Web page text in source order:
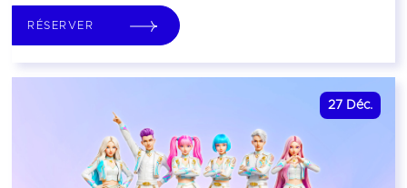
RÉSERVER
27 Déc.